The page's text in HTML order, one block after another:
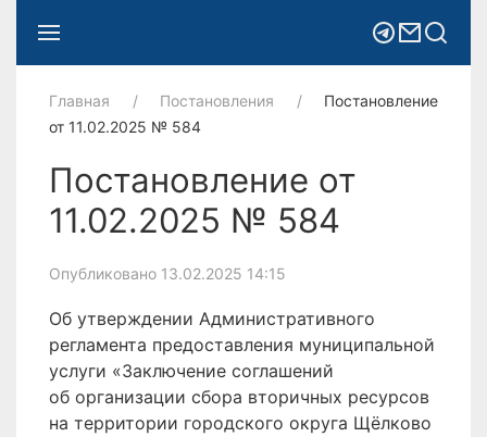
Главная Постановления
Постановление
от 11.02.2025 № 584
Постановление от
11.02.2025 № 584
Опубликовано 13.02.2025 14:15
Об утверждении Административного
регламента предоставления муниципальной
услуги «Заключение соглашений
об организации сбора вторичных ресурсов
на территории городского округа Щёлково